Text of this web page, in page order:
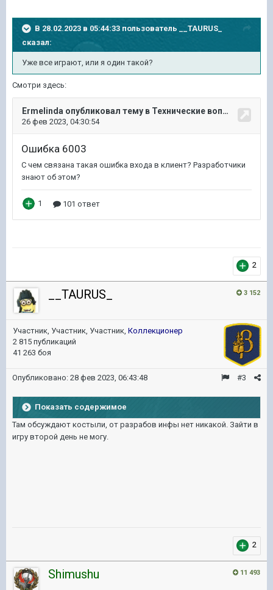
В 28.02.2023 в 05:44:33 пользователь
__TAURUS_
сказал:
Уже все играют , или я один такой?
Смотри здесь:
2
3 152
__TAURUS_
Участник, Участник, Участник, Коллекционер
2 815 публикаций
41 263 боя
#3
Опубликовано: 28 фев 2023, 06:43:48
Показать содержимое
Там обсуждают костыли, от разрабов инфы нет никакой. Зайти в
игру второй день не могу.
2
11 493
Shimushu